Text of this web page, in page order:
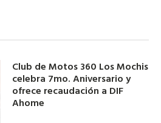
Club de Motos 360 Los Mochis
celebra 7mo. Aniversario y
ofrece recaudación a DIF
Ahome